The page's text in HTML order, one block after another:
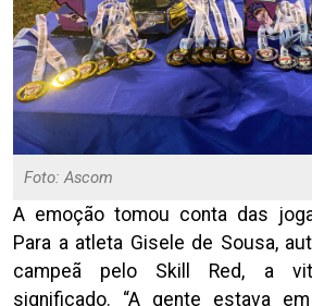
Foto: Ascom
A emoção tomou conta das
Para a atleta Gisele de Sousa,
campeã pelo Skill Red, a
significado. “A gente estava